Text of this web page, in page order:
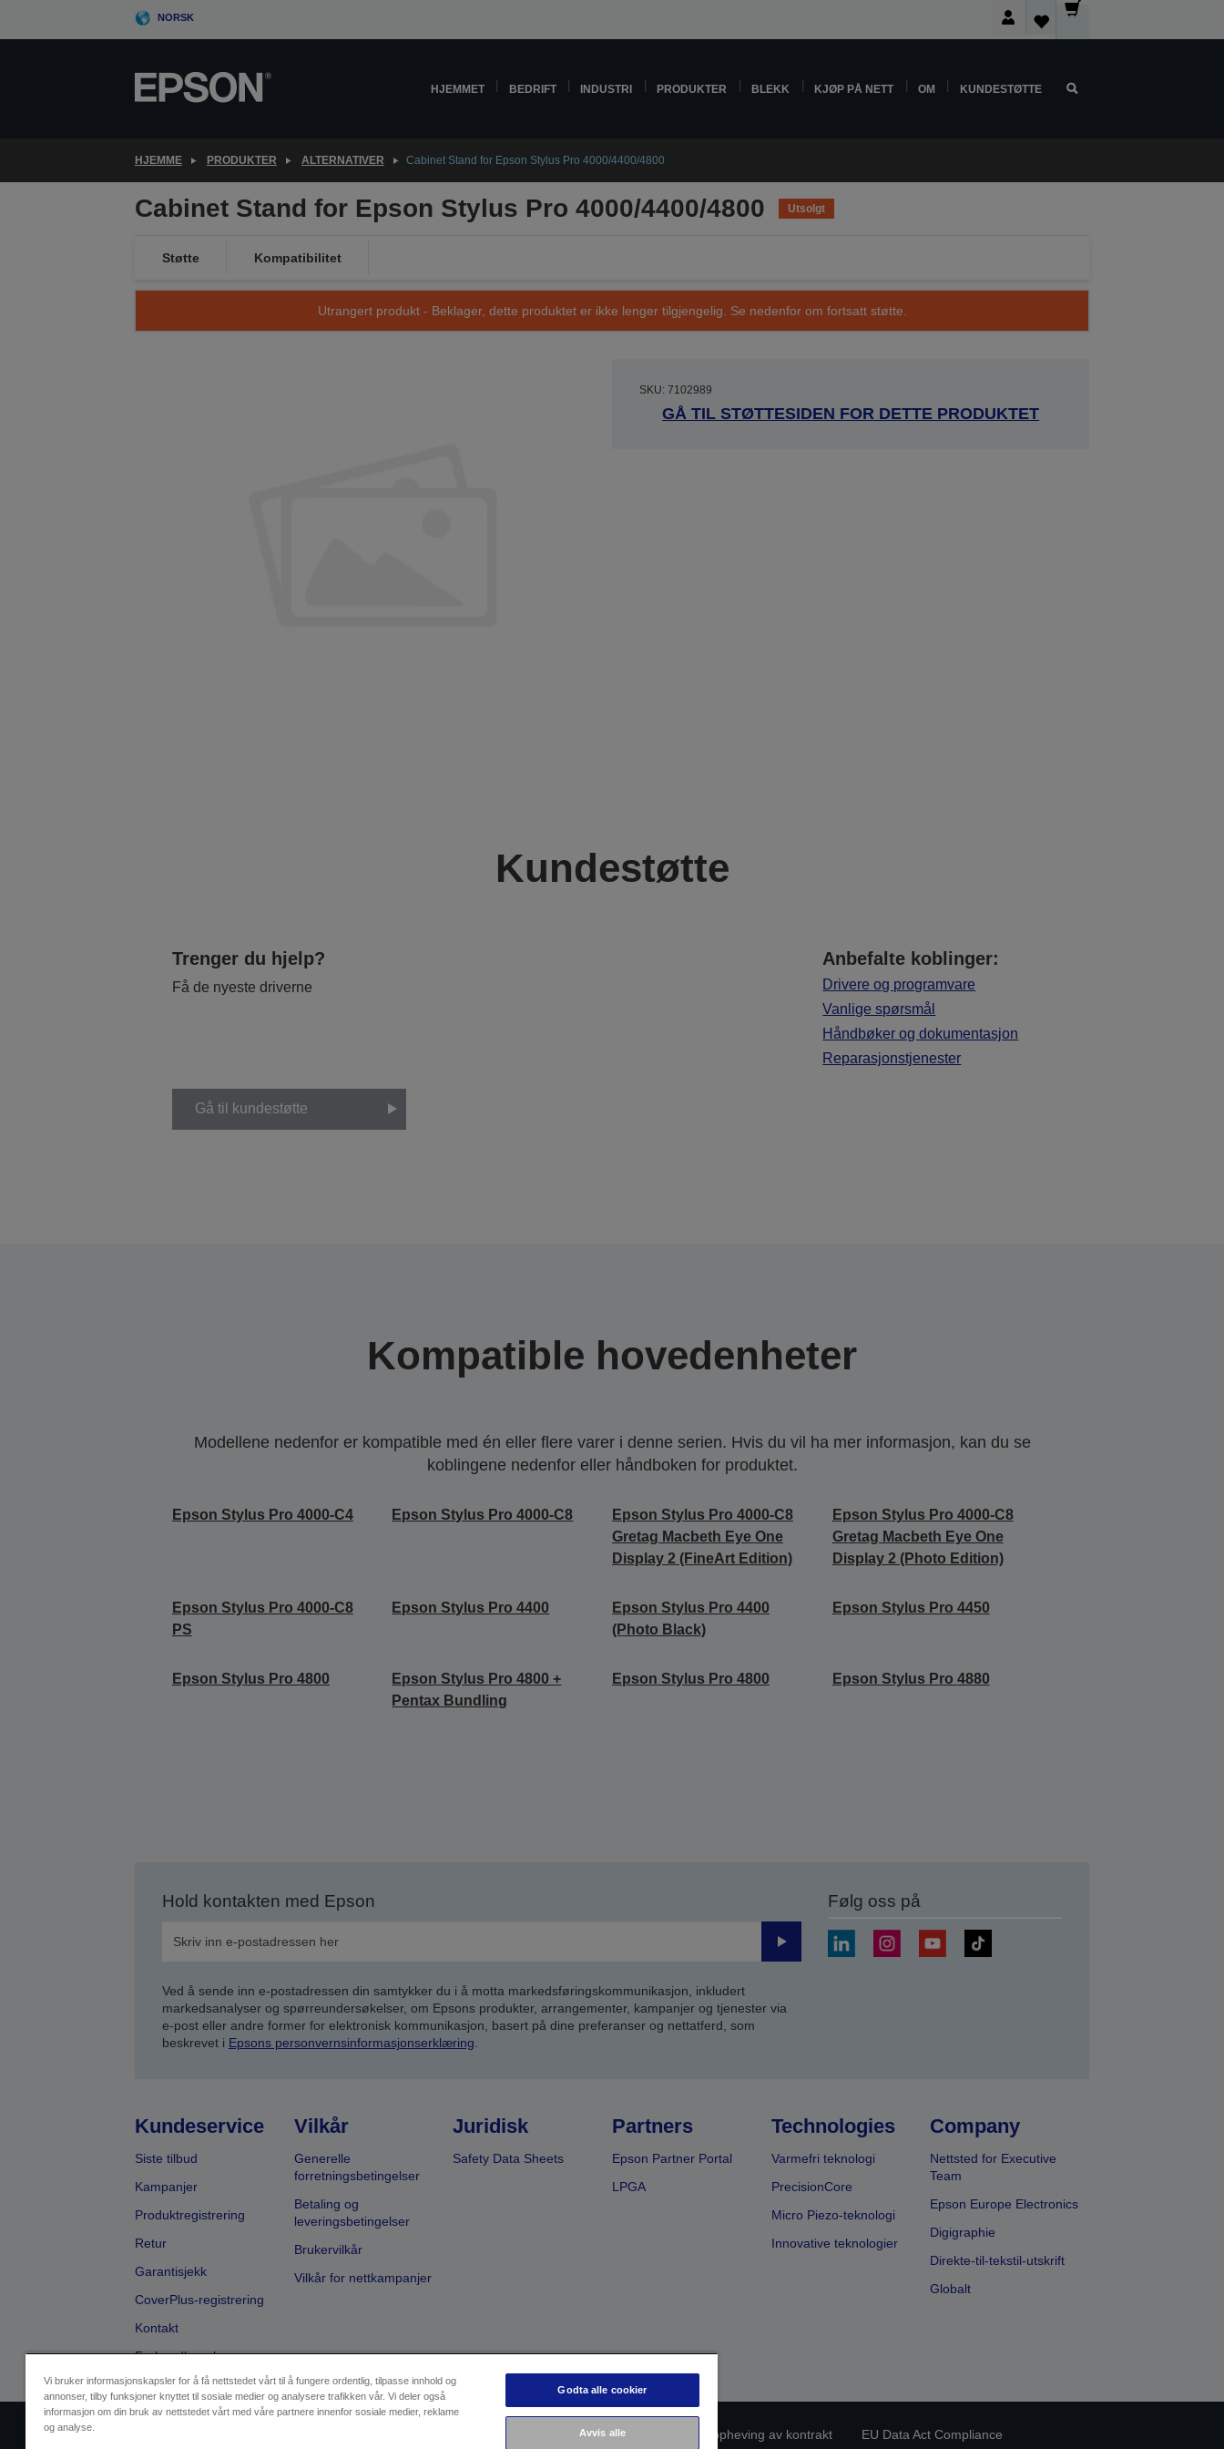
NORSK
HJEMMET BEDRIFT INDUSTRI PRODUKTER BLEKK KJØP PÅ NETT OM KUNDESTØTTE
HJEMME PRODUKTER ALTERNATIVER Cabinet Stand for Epson Stylus Pro 4000/4400/4800
Cabinet Stand for Epson Stylus Pro 4000/4400/4800 Utsolgt
Støtte Kompatibilitet
Utrangert produkt - Beklager, dette produktet er ikke lenger tilgjengelig. Se nedenfor om fortsatt støtte.
SKU: 7102989
GÅ TIL STØTTESIDEN FOR DETTE PRODUKTET
Kundestøtte
Trenger du hjelp?
Få de nyeste driverne
Anbefalte koblinger:
Drivere og programvare
Vanlige spørsmål
Håndbøker og dokumentasjon
Reparasjonstjenester
Gå til kundestøtte
Kompatible hovedenheter
Modellene nedenfor er kompatible med én eller flere varer i denne serien. Hvis du vil ha mer informasjon, kan du se
koblingene nedenfor eller håndboken for produktet.
Epson Stylus Pro 4000-C4 Epson Stylus Pro 4000-C8
Epson Stylus Pro 4000-C8
Gretag Macbeth Eye One
Display 2 (FineArt Edition)
Epson Stylus Pro 4000-C8
Gretag Macbeth Eye One
Display 2 (Photo Edition)
Epson Stylus Pro 4000-C8
PS
Epson Stylus Pro 4400
Epson Stylus Pro 4400
(Photo Black)
Epson Stylus Pro 4450
Epson Stylus Pro 4800
Epson Stylus Pro 4800 +
Pentax Bundling
Epson Stylus Pro 4800 Epson Stylus Pro 4880
Hold kontakten med Epson
Send
Ved å sende inn e-postadressen din samtykker du i å motta markedsføringskommunikasjon, inkludert
markedsanalyser og spørreundersøkelser, om Epsons produkter, arrangementer, kampanjer og tjenester via
e-post eller andre former for elektronisk kommunikasjon, basert på dine preferanser og nettatferd, som
beskrevet i Epsons personvernsinformasjonserklæring
Følg oss på
Kundeservice
Siste tilbud
Kampanjer
Produktregistrering
Retur
Garantisjekk
CoverPlus-registrering
Kontakt
Forhandlersøk
Vilkår
Generelle
forretningsbetingelser
Betaling og
leveringsbetingelser
Brukervilkår
Vilkår for nettkampanjer
Juridisk
Safety Data Sheets
Partners
Epson Partner Portal
LPGA
Technologies
Varmefri teknologi
PrecisionCore
Micro Piezo-teknologi
Innovative teknologier
Company
Nettsted for Executive
Team
Epson Europe Electronics
Digigraphie
Direkte-til-tekstil-utskrift
Globalt
Personvernerklæring Oppheving av kontrakt EU Data Act Compliance
Vi bruker informasjonskapsler for å få nettstedet vårt til å fungere ordentlig, tilpasse innhold og
annonser, tilby funksjoner knyttet til sosiale medier og analysere trafikken vår. Vi deler også
informasjon om din bruk av nettstedet vårt med våre partnere innenfor sosiale medier, reklame
og analyse.
Godta alle cookier
Avvis alle